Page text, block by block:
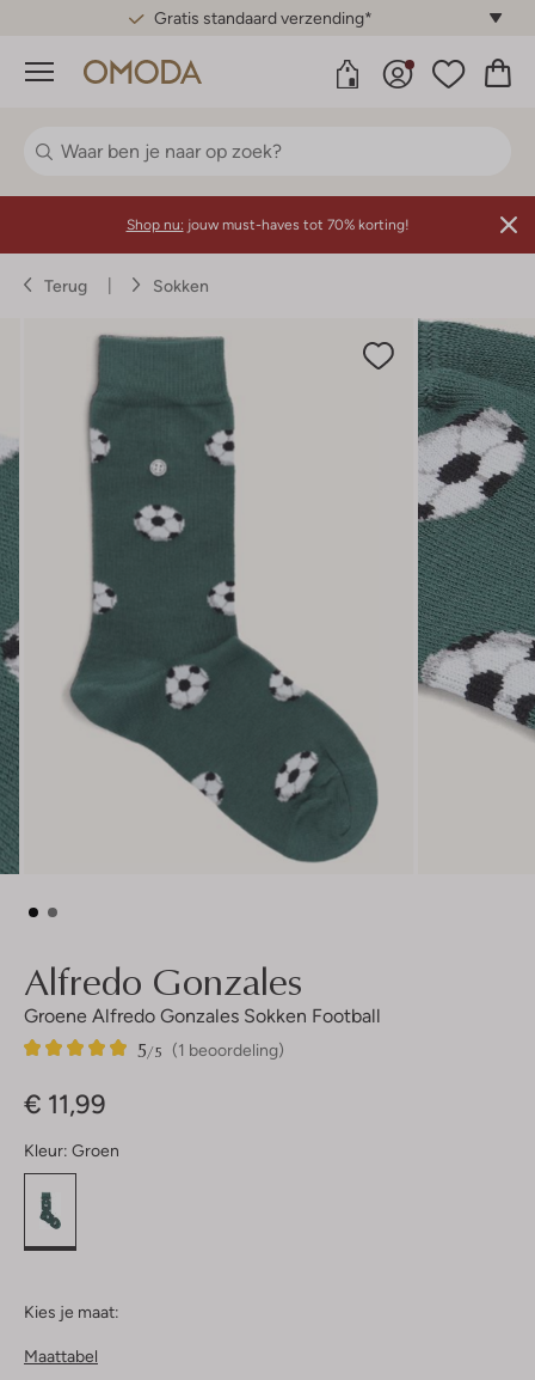
Gratis standaard verzending*
Menu
Shop nu: jouw must-haves tot 70% korting!
Terug Sokken
Alfredo Gonzales
Groene Alfredo Gonzales Sokken Football
(1 beoordeling)
5/5
1
5
€ 11,99
Kleur: Groen
Kies je maat:
Maattabel